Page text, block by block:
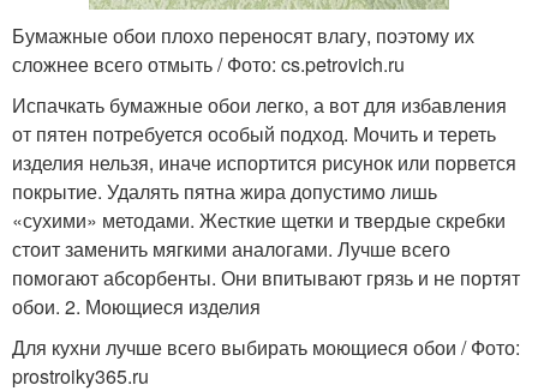
Бумажные обои плохо переносят влагу, поэтому их
сложнее всего отмыть / Фото: cs.petrovich.ru
Испачкать бумажные обои легко, а вот для избавления
от пятен потребуется особый подход. Мочить и тереть
изделия нельзя, иначе испортится рисунок или порвется
покрытие. Удалять пятна жира допустимо лишь
«сухими» методами. Жесткие щетки и твердые скребки
стоит заменить мягкими аналогами. Лучше всего
помогают абсорбенты. Они впитывают грязь и не портят
обои. 2. Моющиеся изделия
Для кухни лучше всего выбирать моющиеся обои / Фото:
prostroiky365.ru